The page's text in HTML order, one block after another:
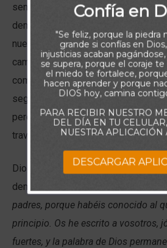
sentimiento de grandeza de pasar
demás y acometer cualquier
nuestros objetivos. Es hacer y
cambios a los que nos llama el
como a nuestros hermanos. De esta
seguir el destino que Dios tiene
pero no de manera automática, sino
través de nuestro sacrificio.
Dios cree en nosotros y en nuestra
demuestra en 1 Juan 2:14: “
padres, porque habéis conocido al
principio. Os he escrito a vosotros,
fuertes, y la palabra de Dios
Confía en
"Se feliz, porque la piedra
grande si confías en
injusticias acaban
se supera, porque el coraje
el miedo te fortalece,
hacen aprender y porque
DIOS hoy, camina
PARA RECIBIR NUESTRO
DEL DÍA EN TU
NUESTRA APLICACIÓN
DESCARGAR